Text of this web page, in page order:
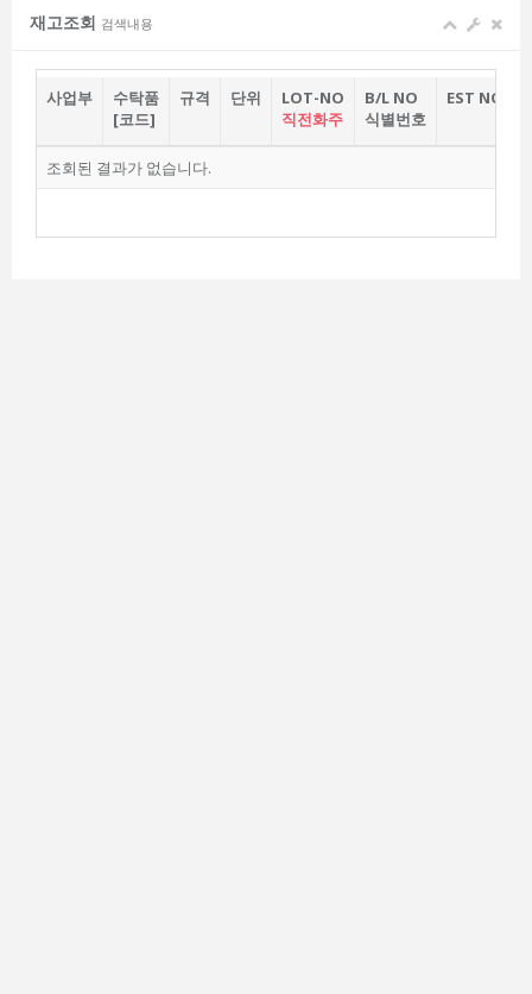
재고조회 검색내용
사업부
수탁품
[코드]
규격 단위
LOT-NO
직전화주
B/L NO
식별번호
EST NO
조회된 결과가 없습니다.